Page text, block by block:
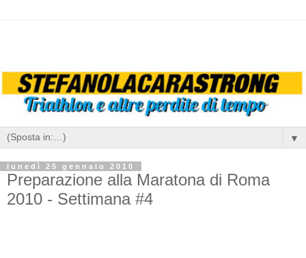
▼
lunedì 25 gennaio 2010
Preparazione alla Maratona di Roma
2010 - Settimana #4